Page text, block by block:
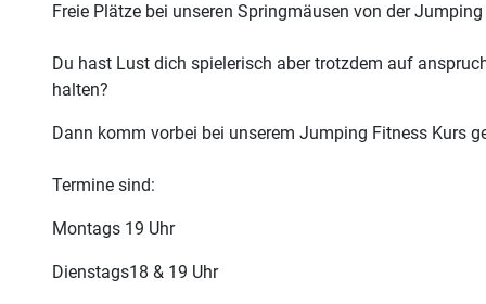
Freie Plätze bei unseren Springmäusen von der
Du hast Lust dich spielerisch aber trotzdem auf
halten?
Dann komm vorbei bei unserem Jumping Fitness Kurs
Termine sind:
Montags 19 Uhr
Dienstags18 & 19 Uhr